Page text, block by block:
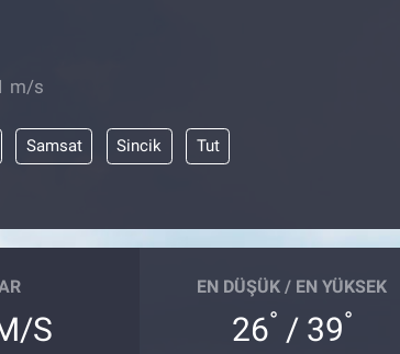
m/s
Samsat Sincik Tut
S
EN DÜŞÜK / EN YÜKSEK
26° / 39°